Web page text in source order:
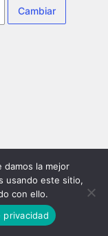
damos la mejor
usando este sitio,
con ello.
privacidad